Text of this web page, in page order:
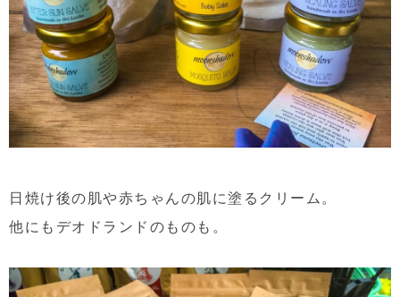
日焼け後の肌や赤ちゃんの肌に塗るクリーム。
他にもデオドランドのものも。